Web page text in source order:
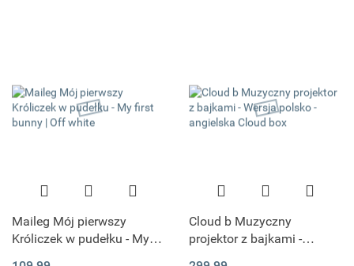
Maileg Mój pierwszy
Króliczek w pudełku - My
Cloud b Muzyczny
projektor z bajkami -